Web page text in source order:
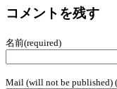
コメントを残す
名前(required)
Mail (will not be published)